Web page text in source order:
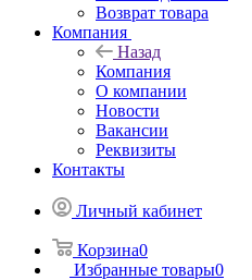
Возврат товара
Компания
Назад
Компания
О компании
Новости
Вакансии
Реквизиты
Контакты
Личный кабинет
Корзина0
Избранные товары0